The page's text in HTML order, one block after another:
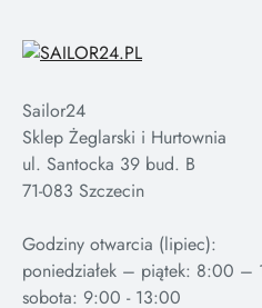
Sailor24
Sklep Żeglarski i Hurtownia
ul. Santocka 39 bud. B
71-083 Szczecin
Godziny otwarcia (lipiec):
poniedziałek – piątek: 8:00 –